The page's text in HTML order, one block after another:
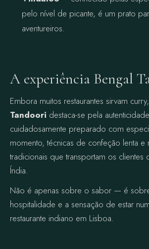
pelo nível de picante, é um prato
aventureiros.
A experiência Bengal
Embora muitos restaurantes sirvam
Tandoori destaca-se pela
cuidadosamente preparado com
momento, técnicas de confeção lenta e
tradicionais que transportam os clientes
Índia.
Não é apenas sobre o sabor — é
hospitalidade e a sensação de estar
restaurante indiano em Lisboa.